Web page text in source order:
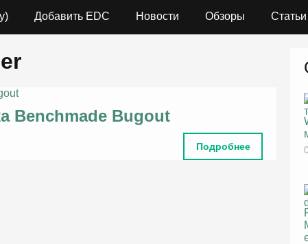
Добавить EDC Новости Обзоры Статьи
Benchmade Bugout
Подробнее